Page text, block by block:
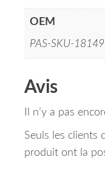
OEM
PAS-SKU-
Avis
Il n’y a pas
Seuls les clients
produit ont la